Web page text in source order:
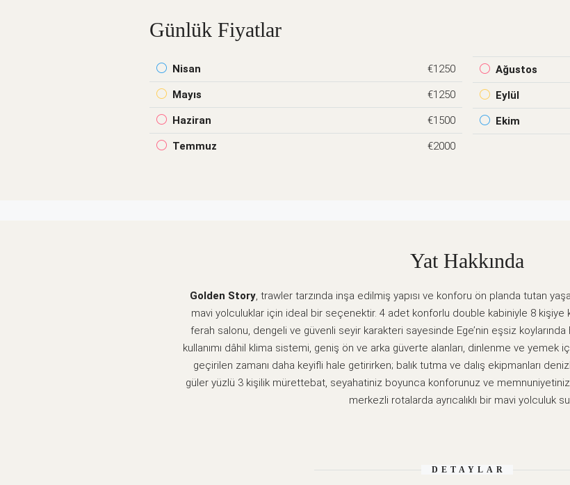
Günlük Fiyatlar
Nisan €1250
Mayıs €1250
Haziran €1500
Temmuz €2000
Ağustos
Eylül
Ekim
Yat Hakkında
Golden Story, trawler tarzında inşa edilmiş yapısı ve konforu ön planda tutan
mavi yolculuklar için ideal bir seçenektir. 4 adet konforlu double kabiniyle 8 kişiye
ferah salonu, dengeli ve güvenli seyir karakteri sayesinde Ege’nin eşsiz
kullanımı dâhil klima sistemi, geniş ön ve arka güverte alanları, dinlenme ve yemek
geçirilen zamanı daha keyifli hale getirirken; balık tutma ve dalış ekipmanları
güler yüzlü 3 kişilik mürettebat, seyahatiniz boyunca konforunuz ve
merkezli rotalarda ayrıcalıklı bir mavi yolculuk
DETAYLAR